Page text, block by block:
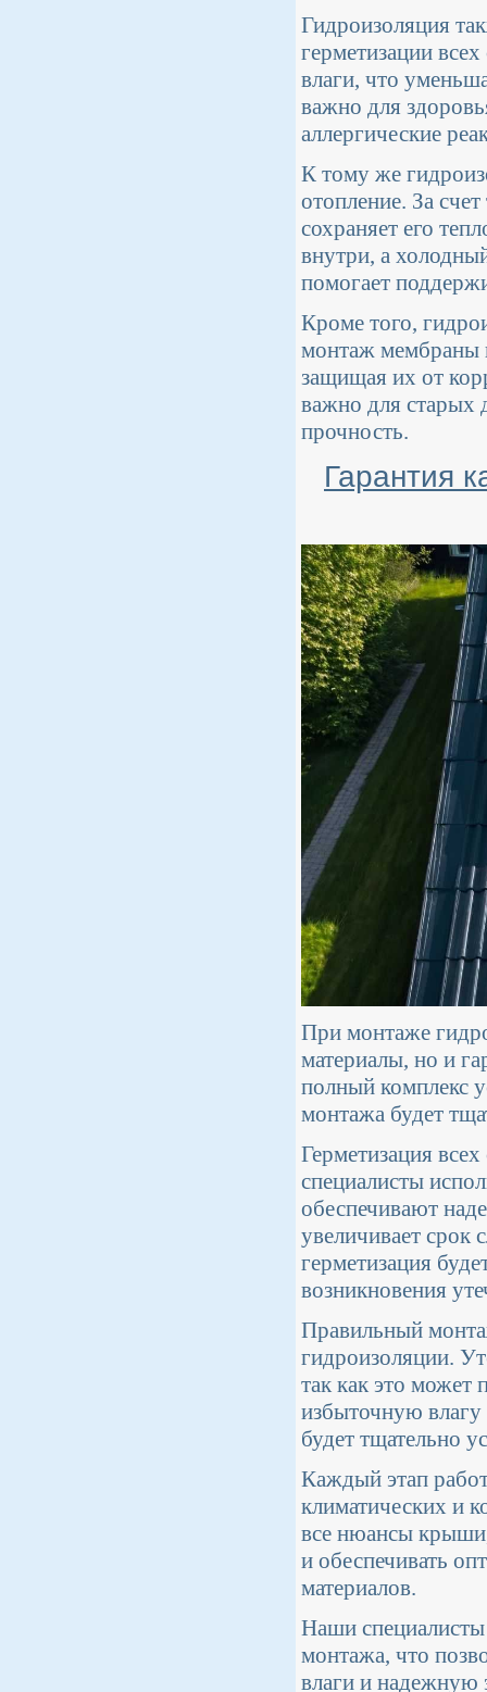
Гидроизоляция
герметизации
влаги, что
важно для
аллергические
К тому же
отопление. За
сохраняет его
внутри, а
помогает
Кроме того,
монтаж мембраны
защищая их от
важно для старых
прочность.
Гарантия
При монтаже
материалы, но и
полный комплекс
монтажа будет
Герметизация
специалисты
обеспечивают
увеличивает
герметизация
возникновения
Правильный
гидроизоляции.
так как это может
избыточную
будет тщательно
Каждый этап
климатических и
все нюансы
и обеспечивать
материалов.
Наши специалисты
монтажа, что
влаги и надежную